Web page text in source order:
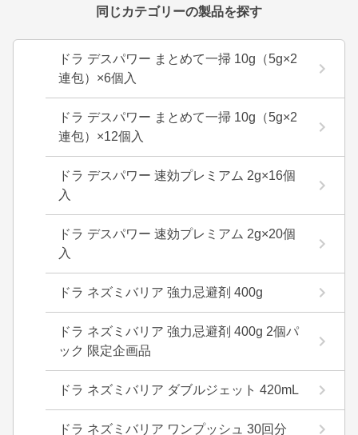
同じカテゴリーの製品を探す
ドラ デスパワー まとめて一掃 10g（5g×2
連包）×6個入
ドラ デスパワー まとめて一掃 10g（5g×2
連包）×12個入
ドラ デスパワー 速効プレミアム 2g×16個
入
ドラ デスパワー 速効プレミアム 2g×20個
入
ドラ ネズミバリア 強力忌避剤 400g
ドラ ネズミバリア 強力忌避剤 400g 2個パ
ック 限定企画品
ドラ ネズミバリア ダブルジェット 420mL
ドラ ネズミバリア ワンプッシュ 30回分